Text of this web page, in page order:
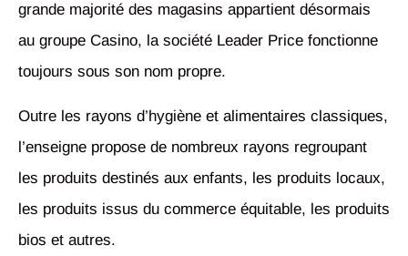
grande majorité des magasins appartient désormais
au groupe Casino, la société Leader Price fonctionne
toujours sous son nom propre.
Outre les rayons d’hygiène et alimentaires classiques,
l’enseigne propose de nombreux rayons regroupant
les produits destinés aux enfants, les produits locaux,
les produits issus du commerce équitable, les produits
bios et autres.